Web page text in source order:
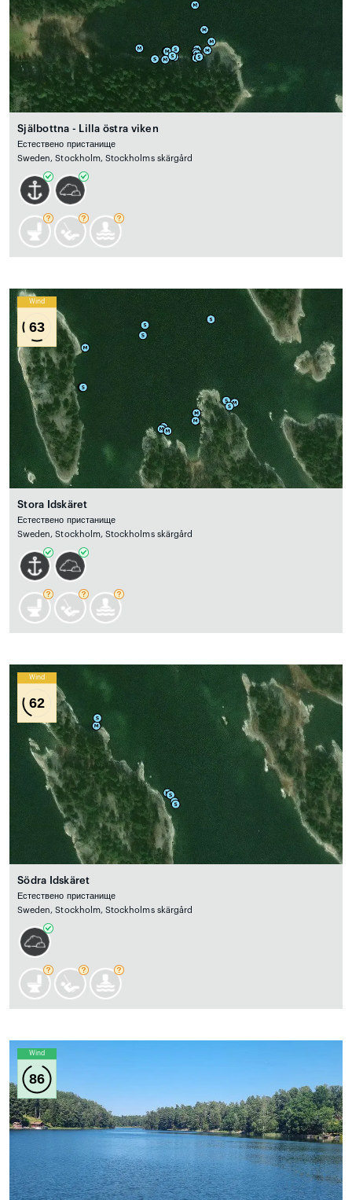
Själbottna - Lilla östra viken
Естествено пристанище
Sweden, Stockholm, Stockholms skärgård
Wind
63
Stora Idskäret
Естествено пристанище
Sweden, Stockholm, Stockholms skärgård
Wind
62
Södra Idskäret
Естествено пристанище
Sweden, Stockholm, Stockholms skärgård
Wind
86